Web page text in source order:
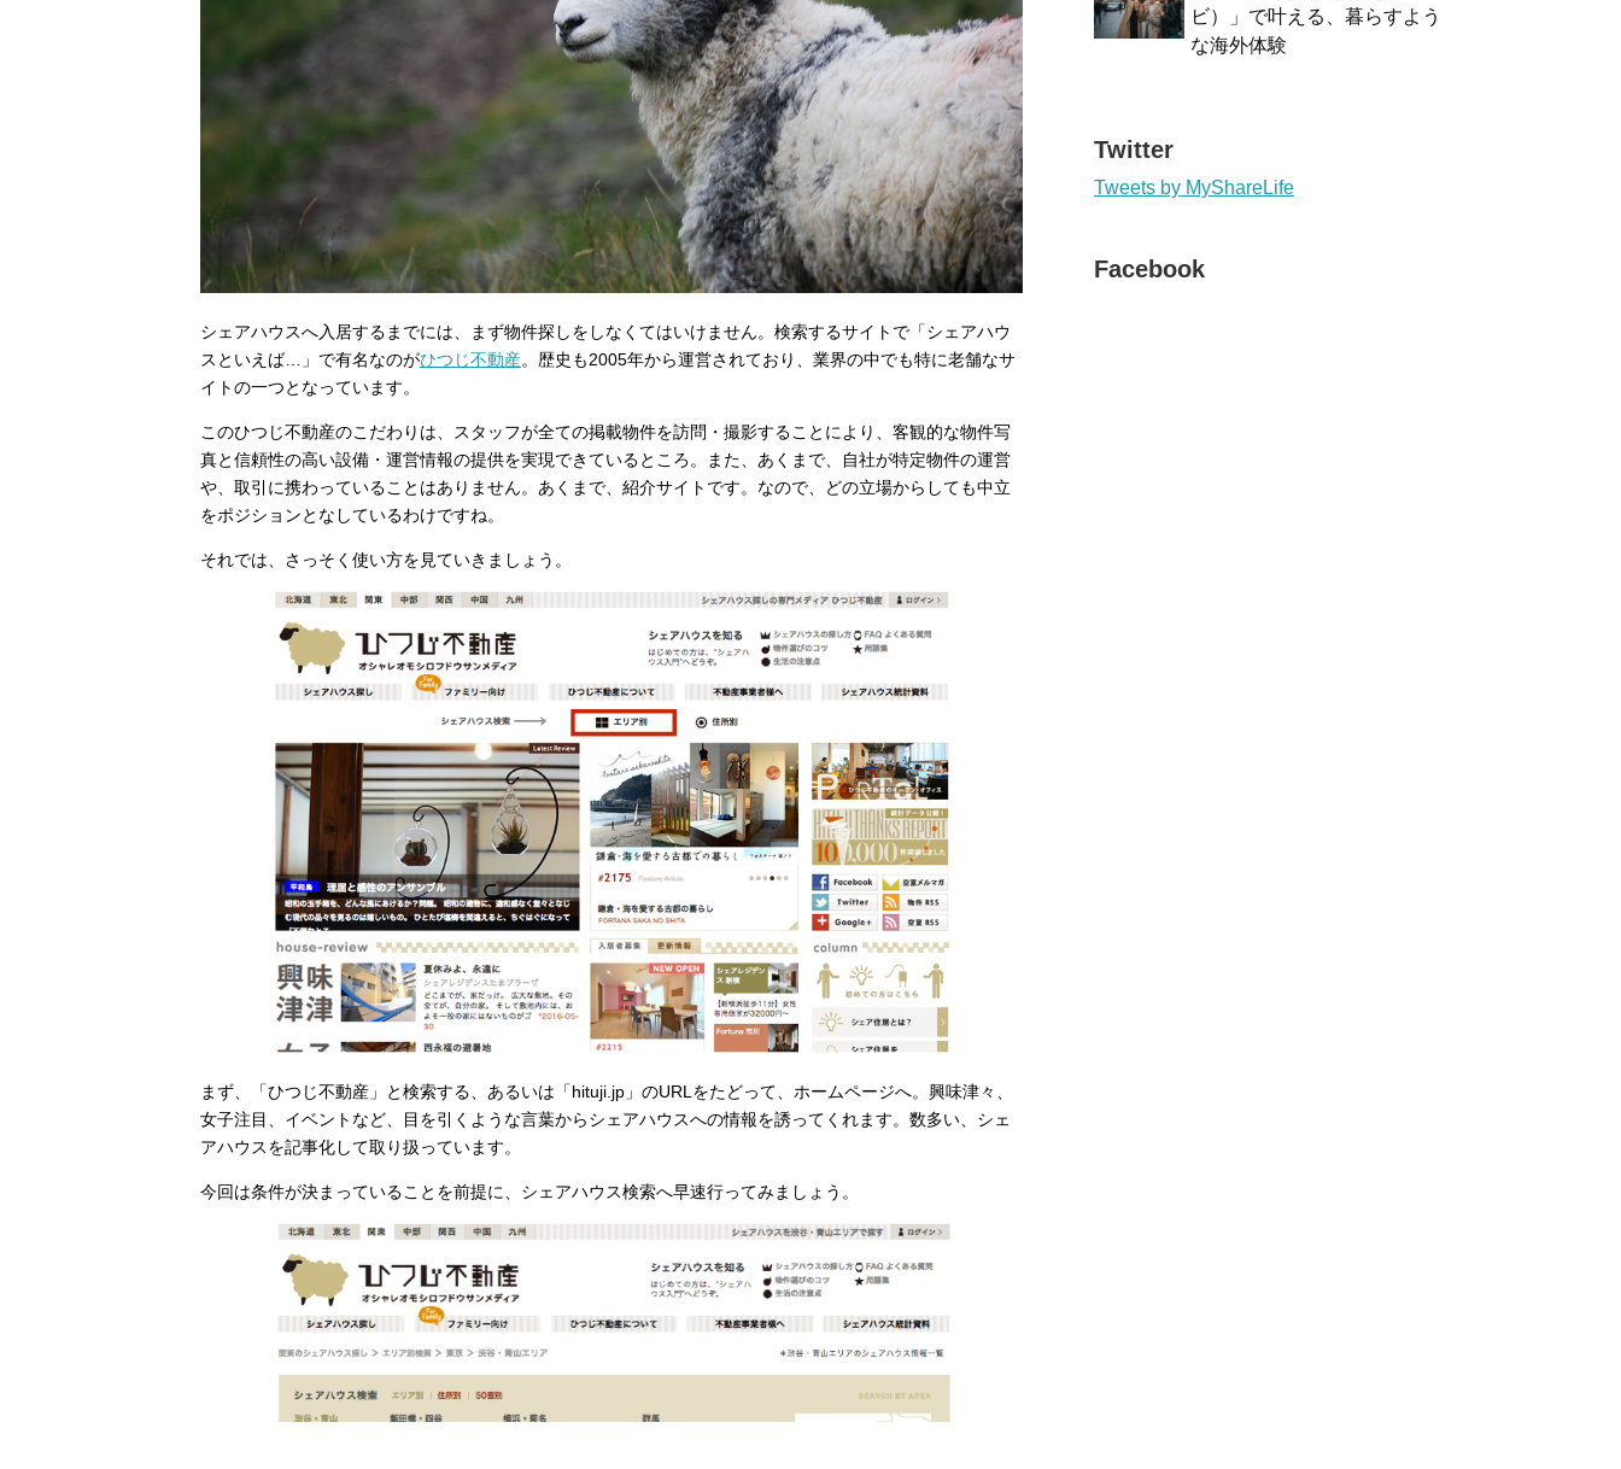
シェアハウスへ入居するまでには、まず物件探しをしなくてはいけません。検索するサイトで「シェアハウ
スといえば…」で有名なのがひつじ不動産。歴史も2005年から運営されており、業界の中でも特に老舗なサ
イトの一つとなっています。
このひつじ不動産のこだわりは、スタッフが全ての掲載物件を訪問・撮影することにより、客観的な物件写
真と信頼性の高い設備・運営情報の提供を実現できているところ。また、あくまで、自社が特定物件の運営
や、取引に携わっていることはありません。あくまで、紹介サイトです。なので、どの立場からしても中立
をポジションとなしているわけですね。
それでは、さっそく使い方を見ていきましょう。
まず、「ひつじ不動産」と検索する、あるいは「hituji.jp」のURLをたどって、ホームページへ。興味津々、
女子注目、イベントなど、目を引くような言葉からシェアハウスへの情報を誘ってくれます。数多い、シェ
アハウスを記事化して取り扱っています。
今回は条件が決まっていることを前提に、シェアハウス検索へ早速行ってみましょう。
ビ）」で叶える、暮らすよう
な海外体験
Twitter
Tweets by MyShareLife
Facebook